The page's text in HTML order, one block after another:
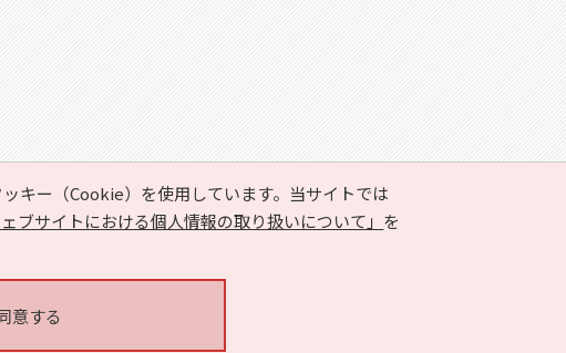
キー（Cookie）を使用しています。当サイトでは
ェブサイトにおける個人情報の取り扱いについて」 を
意する